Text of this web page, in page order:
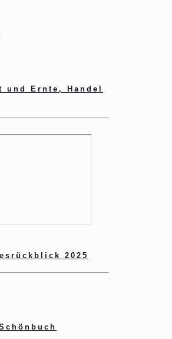
und Ernte, Handel
2025